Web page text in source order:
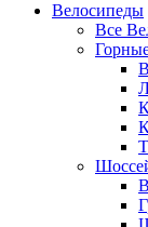
Велосипеды
Все